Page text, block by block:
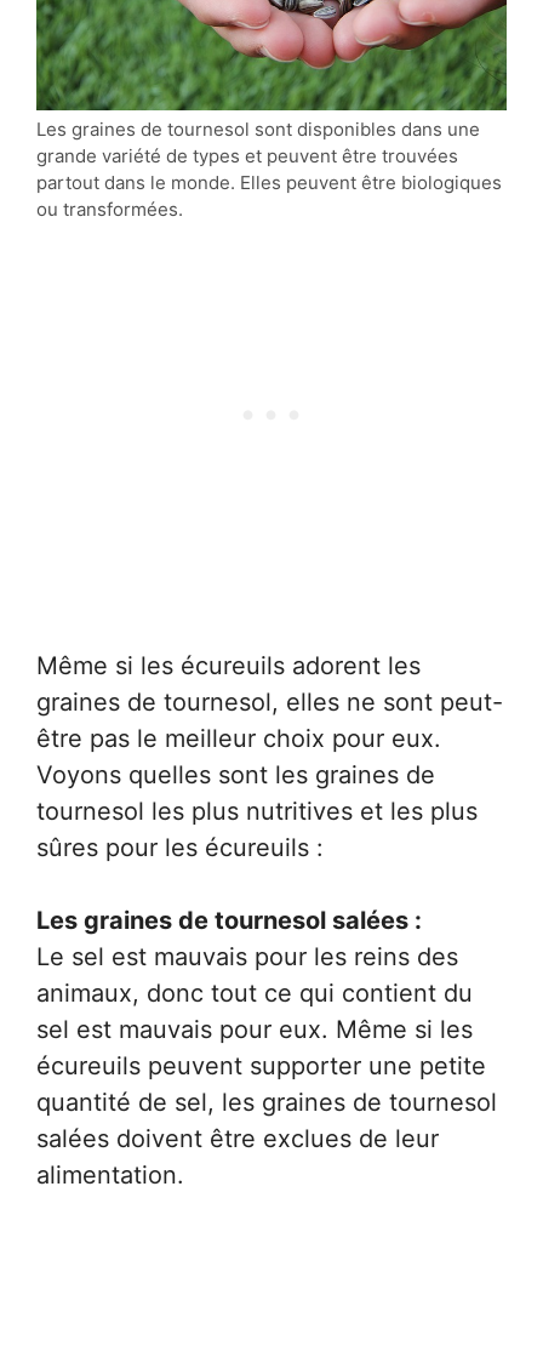
Les graines de tournesol sont disponibles dans une
grande variété de types et peuvent être trouvées
partout dans le monde. Elles peuvent être biologiques
ou transformées.
Même si les écureuils adorent les
graines de tournesol, elles ne sont peut-
être pas le meilleur choix pour eux.
Voyons quelles sont les graines de
tournesol les plus nutritives et les plus
sûres pour les écureuils :
Les graines de tournesol salées :
Le sel est mauvais pour les reins des
animaux, donc tout ce qui contient du
sel est mauvais pour eux. Même si les
écureuils peuvent supporter une petite
quantité de sel, les graines de tournesol
salées doivent être exclues de leur
alimentation.